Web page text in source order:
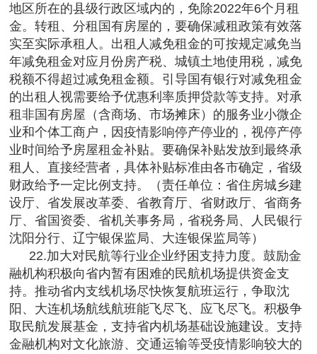
地区所在的县级行政区域内的，免除2022年6个月租
金。转租、分租国有房屋的，要确保减租政策有效落
实至实际承租人。出租人减免租金的可按规定减免当
年减免租金对应月份房产税、城镇土地使用税，减免
税额不得超过减免租金额。引导国有银行对减免租金
的出租人视需要给予优惠利率质押贷款等支持。对承
租非国有房屋（含商场、市场摊床）的服务业小微企
业和个体工商户，因疫情影响停产停业的，视停产停
业时间给予房屋租金补贴。要确保补贴发放到最终承
租人、直接经营者，具体补贴标准由各市确定，省级
财政给予一定比例支持。（责任单位：省住房城乡建
设厅、省发展改革委、省教育厅、省财政厅、省商务
厅、省国资委、省机关事务局，省税务局、人民银行
沈阳分行、辽宁银保监局、大连银保监局等）
22.加大对民航等行业企业纾困支持力度。鼓励金
融机构积极向省内暂有困难的民航机场提供资金支
持。推动省内支线机场尽快恢复航班运行，争取沈
阳、大连机场航线航班能飞尽飞、应飞尽飞。积极争
取民航发展基金，支持省内机场基础设施建设。支持
金融机构对文化旅游、交通运输等受疫情影响较大的